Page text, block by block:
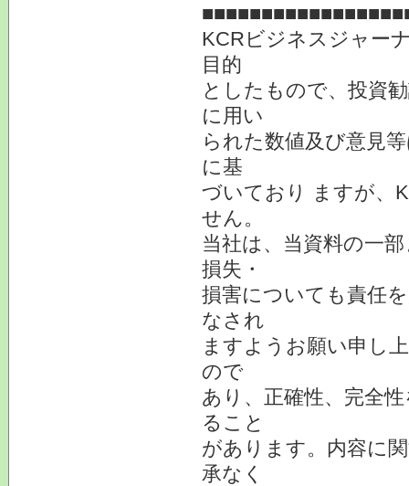
KCRビジネスジャー
目的
としたもので、投資
に用い
られた数値及び意見
に基
づいており ますが、
せん。
当社は、当資料の一
損失・
損害についても責任
なされ
ますようお願い申し
ので
あり、正確性、完全
ること
があります。内容に
承なく